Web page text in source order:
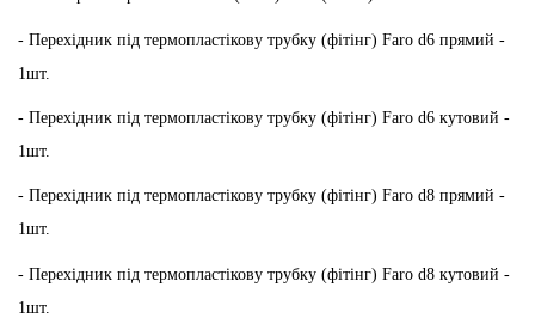
- Перехідник під термопластікову трубку (фітінг) Faro d6 прямий -
1шт.
- Перехідник під термопластікову трубку (фітінг) Faro d6 кутовий -
1шт.
- Перехідник під термопластікову трубку (фітінг) Faro d8 прямий -
1шт.
- Перехідник під термопластікову трубку (фітінг) Faro d8 кутовий -
1шт.